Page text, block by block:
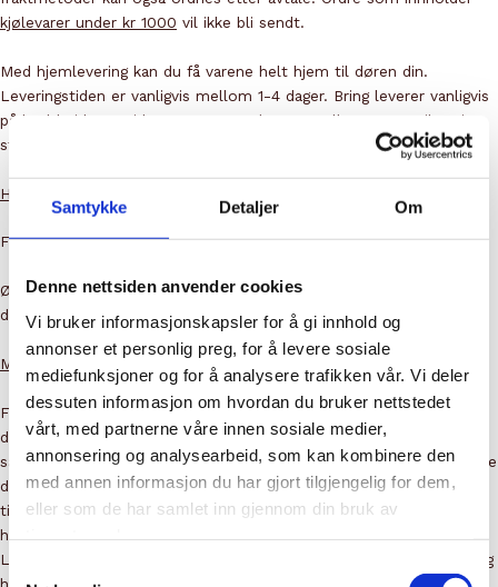
Samtykke Detaljer Om
Denne nettsiden anvender cookies
Vi bruker informasjonskapsler for å gi innhold og
annonser et personlig preg, for å levere sosiale
mediefunksjoner og for å analysere trafikken vår. Vi deler
dessuten informasjon om hvordan du bruker nettstedet
vårt, med partnerne våre innen sosiale medier,
annonsering og analysearbeid, som kan kombinere den
med annen informasjon du har gjort tilgjengelig for dem,
eller som de har samlet inn gjennom din bruk av
Samtykkevalg
kjølevarer under kr 1000 vil ikke bli sendt.
Med hjemlevering kan du få varene helt hjem til døren din.
Leveringstiden er vanligvis mellom 1-4 dager. Bring leverer vanligvis
på kveldstid 17-21 i byer og tettsteder, og mellom 08-17 til øvrige
steder.
Hvor leverer vi?
Fromagerie leverer hele Norge gjennom Bring/Posten.
Ønsker du mer informasjon om bestilling og leveranse kan
du
kontakte oss her.
Mer om levering:
Forhåndsbestilling: Du kan velge å hente bestillingen din en annen
dag enn den du bestiller på. Da pakker Fromagerie bestillingen
samme dag den skal hentes. Kunden er selv ansvarlig for å formidle
dette ønsket i ordrenotatet. Ordrenotatet for bestillingen er
tilgjengelig når du er på siste steg i handlekurven. Skriv ned ønsket
hentedato og eventuelle andre forespørsler her!
Leveringstiden avhenger av hvilken dag du bestiller på. Søndager og